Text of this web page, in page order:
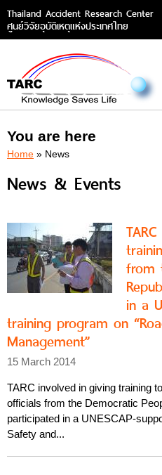
Thailand Accident Research Center
ศูนย์วิจัยอุบัติเหตุแห่งประเทศไทย
You are here
Home » News
News & Events
from
in a
training program on
Management”
15 March 2014
TARC involved in giving training
officials from the Democratic
participated in a UNESCAP-
Safety and...